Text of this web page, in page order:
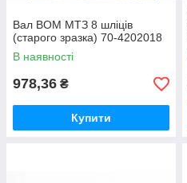
Вал ВОМ МТЗ 8 шліців
(старого зразка) 70-4202018
В наявності
978,36 ₴
Купити